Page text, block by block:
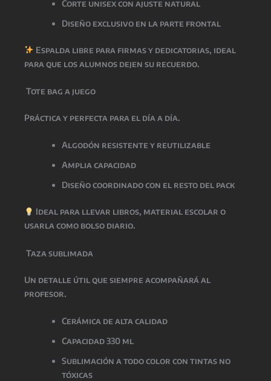
Corte unisex con ajuste natural
Diseño exclusivo en la parte frontal
Espalda libre para firmas y dedicatorias, ideal
para que los alumnos dejen su recuerdo.
Tote bag a juego
Práctica y perfecta para el día a día.
Algodón resistente y reutilizable
Amplia capacidad
Diseño coordinado con el resto del pack
Ideal para llevar libros, material escolar o
usarla como bolso diario.
Taza sublimada
Un detalle útil que siempre acompañará al
profesor.
Cerámica de alta calidad
Capacidad 330 ml
Sublimación a todo color con tintas no
tóxicas